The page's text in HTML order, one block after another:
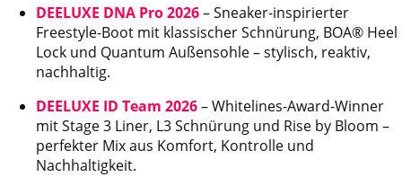
DEELUXE DNA Pro 2026– Sneaker-inspirierter
Freestyle-Boot mit klassischer Schnürung, BOA® Heel
Lock und Quantum Außensohle – stylisch, reaktiv,
nachhaltig.
DEELUXE ID Team 2026– Whitelines-Award-Winner
mit Stage 3 Liner, L3 Schnürung und Rise by Bloom –
perfekter Mix aus Komfort, Kontrolle und
Nachhaltigkeit.